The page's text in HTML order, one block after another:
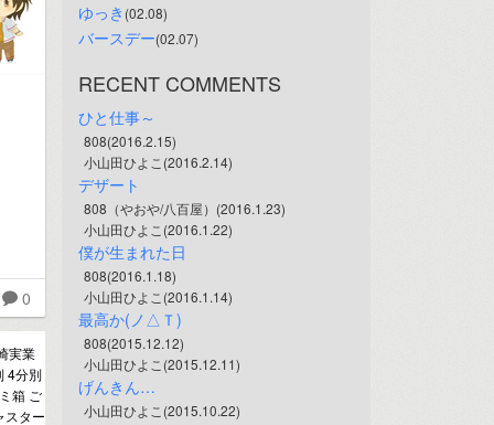
0
実業
4分別
箱 ご
スター
ゆっき (02.08)
バースデー(02.07)
RECENT COMMENTS
ひと仕事～
808(2016.2.15)
小山田ひよこ(2016.2.14)
デザート
808（やおや/八百屋）(2016.1.23)
小山田ひよこ(2016.1.22)
僕が生まれた日
808(2016.1.18)
小山田ひよこ(2016.1.14)
最高か(ノ△Ｔ)
808(2015.12.12)
小山田ひよこ(2015.12.11)
げんきん…
小山田ひよこ(2015.10.22)